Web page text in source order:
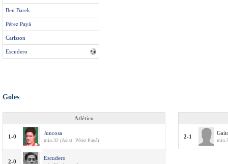
Ben Barek
Pérez Payá
Carlsson
Escudero
Goles
Atlético
1-0
Juncosa
min.32 (Asist: Pérez Payá)
2-0
Escudero
2-1